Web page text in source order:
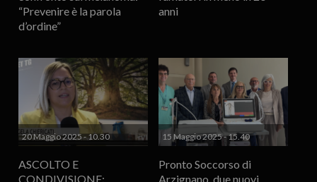
“Prevenire è la parola
d’ordine”
anni
20 Maggio 2025 - 10.30
ASCOLTO E
CONDIVISIONE:
15 Maggio 2025 - 15.40
Pronto Soccorso di
Arzignano, due nuovi